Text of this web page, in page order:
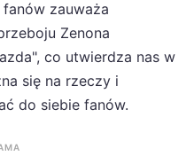
zauważa
Zenona
co utwierdza nas w
się na rzeczy i
do siebie fanów.